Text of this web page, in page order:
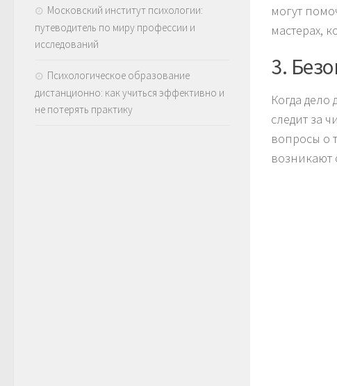
могут
мастерах,
3.
Когда дело
следит за
вопросы о
возникают
Московский институт психологии:
путеводитель по миру профессии и
исследований
Психологическое образование
дистанционно: как учиться эффективно и
не потерять практику